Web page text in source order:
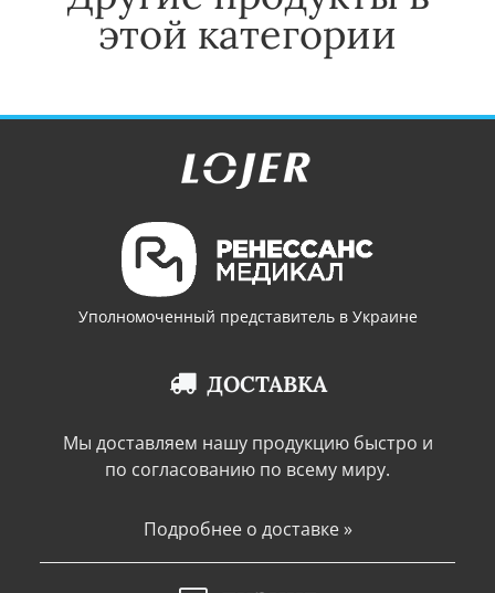
этой категории
Уполномоченный представитель в Украине
ДОСТАВКА
Мы доставляем нашу продукцию быстро и
по согласованию по всему миру.
Подробнее о доставке »